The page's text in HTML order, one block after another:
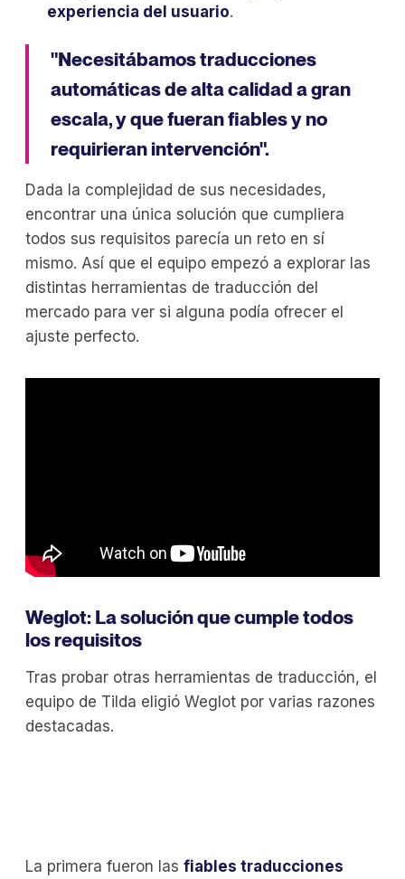
experiencia del usuario.
"Necesitábamos traducciones
automáticas de alta calidad a gran
escala, y que fueran fiables y no
requirieran intervención".
Dada la complejidad de sus necesidades,
encontrar una única solución que cumpliera
todos sus requisitos parecía un reto en sí
mismo. Así que el equipo empezó a explorar las
distintas herramientas de traducción del
mercado para ver si alguna podía ofrecer el
ajuste perfecto.
Weglot: La solución que cumple todos
los requisitos
Tras probar otras herramientas de traducción, el
equipo de Tilda eligió Weglot por varias razones
destacadas.
La primera fueron las fiables traducciones